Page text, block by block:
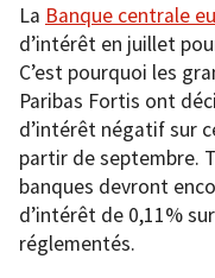
La Banque centrale
d’intérêt en juillet
C’est pourquoi les
Paribas Fortis ont
d’intérêt négatif sur
partir de septembre.
banques devront
d’intérêt de 0,11%
réglementés.